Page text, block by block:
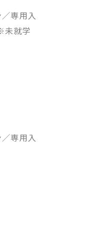
専用入
未就学
専用入